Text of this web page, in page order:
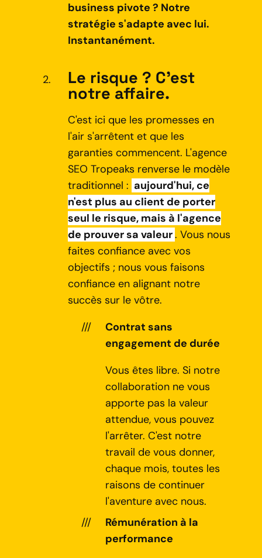
business pivote ? Notre
stratégie s'adapte avec lui.
Instantanément.
Le risque ? C'est
notre affaire.
C'est ici que les promesses en
l'air s'arrêtent et que les
garanties commencent. L'agence
SEO Tropeaks renverse le modèle
traditionnel : aujourd'hui, ce
n'est plus au client de porter
seul le risque, mais à l'agence
de prouver sa valeur. Vous nous
faites confiance avec vos
objectifs ; nous vous faisons
confiance en alignant notre
succès sur le vôtre.
Contrat sans
engagement de durée
Vous êtes libre. Si notre
collaboration ne vous
apporte pas la valeur
attendue, vous pouvez
l'arrêter. C'est notre
travail de vous donner,
chaque mois, toutes les
raisons de continuer
l'aventure avec nous.
Rémunération à la
performance